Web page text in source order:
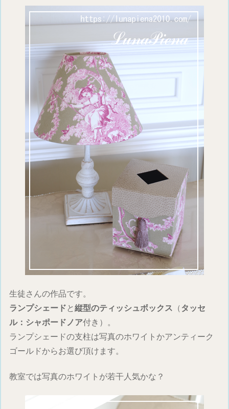
生徒さんの作品です。
ランプシェード と縦型のティッシュボックス （ タッセ
ル：シャポードノア付き）。
ランプシェードの支柱は写真のホワイトかアンティーク
ゴールドからお選び頂けます。
教室では写真のホワイトが若干人気かな？